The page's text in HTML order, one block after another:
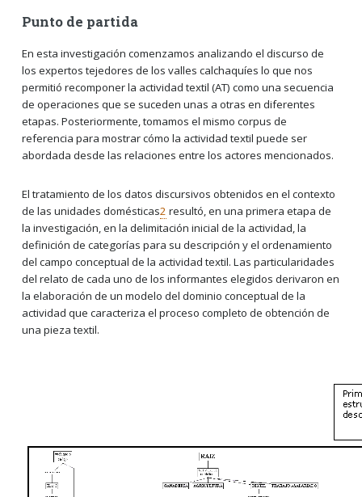
Punto de partida
En esta investigación comenzamos analizando el discurso de
los expertos tejedores de los valles calchaquíes lo que nos
permitió recomponer la actividad textil (AT) como una secuencia
de operaciones que se suceden unas a otras en diferentes
etapas. Posteriormente, tomamos el mismo corpus de
referencia para mostrar cómo la actividad textil puede ser
abordada desde las relaciones entre los actores mencionados.
El tratamiento de los datos discursivos obtenidos en el contexto
de las unidades domésticas2 resultó, en una primera etapa de
la investigación, en la delimitación inicial de la actividad, la
definición de categorías para su descripción y el ordenamiento
del campo conceptual de la actividad textil. Las particularidades
del relato de cada uno de los informantes elegidos derivaron en
la elaboración de un modelo del dominio conceptual de la
actividad que caracteriza el proceso completo de obtención de
una pieza textil.